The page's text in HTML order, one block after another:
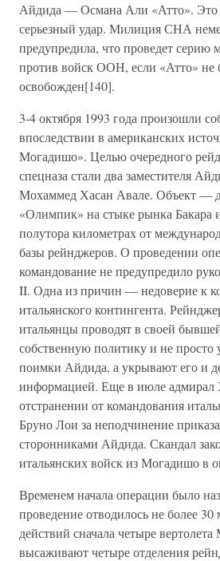
Айдида — Османа Али «Атто». Это
серьезный удар. Милиция СНА
предупредила, что проведет
против войск ООН, если «Атто» не
освобожден[140].
3-4 октября 1993 года произошли
впоследствии в американских
Могадишо». Целью очередного
спецназа стали два заместителя
Мохаммед Хасан Авале. Объект —
«Олимпик» на стыке рынка Бакара
полутора километрах от
базы рейнджеров. О проведении
командование не предупредило
II. Одна из причин — недоверие к
итальянского контингента.
итальянцы проводят в своей
собственную политику и не просто
поимки Айдида, а укрывают его и
информацией. Еще в июле адмирал
отстранении от командования
Бруно Лои за неподчинение
сторонниками Айдида. Скандал
итальянских войск из Могадишо в
Временем начала операции было
проведение отводилось не более
действий сначала четыре
высаживают четыре отделения